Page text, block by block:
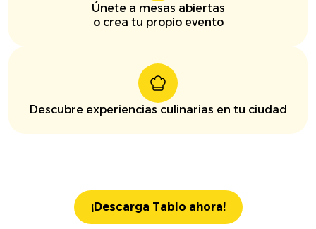
Únete a mesas abiertas
o crea tu propio evento
Descubre experiencias culinarias en tu ciudad
¡Descarga Tablo ahora!